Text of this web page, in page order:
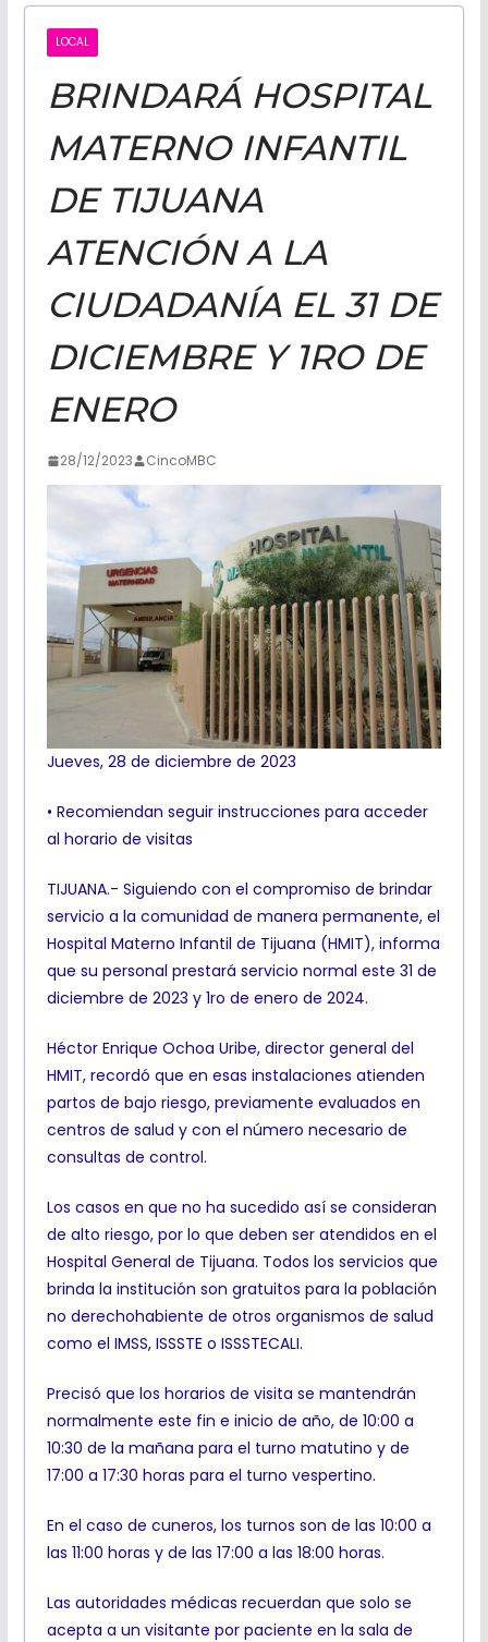
NOTICIAS
LOCAL
BRINDARÁ HOSPITAL
MATERNO INFANTIL
DE TIJUANA
ATENCIÓN A LA
CIUDADANÍA EL 31 DE
DICIEMBRE Y 1RO DE
ENERO
28/12/2023 CincoMBC
Jueves, 28 de diciembre de 2023
• Recomiendan seguir instrucciones para acceder
al horario de visitas
TIJUANA.- Siguiendo con el compromiso de brindar
servicio a la comunidad de manera permanente, el
Hospital Materno Infantil de Tijuana (HMIT), informa
que su personal prestará servicio normal este 31 de
diciembre de 2023 y 1ro de enero de 2024.
Héctor Enrique Ochoa Uribe, director general del
HMIT, recordó que en esas instalaciones atienden
partos de bajo riesgo, previamente evaluados en
centros de salud y con el número necesario de
consultas de control.
Los casos en que no ha sucedido así se consideran
de alto riesgo, por lo que deben ser atendidos en el
Hospital General de Tijuana. Todos los servicios que
brinda la institución son gratuitos para la población
no derechohabiente de otros organismos de salud
como el IMSS, ISSSTE o ISSSTECALI.
Precisó que los horarios de visita se mantendrán
normalmente este fin e inicio de año, de 10:00 a
10:30 de la mañana para el turno matutino y de
17:00 a 17:30 horas para el turno vespertino.
En el caso de cuneros, los turnos son de las 10:00 a
las 11:00 horas y de las 17:00 a las 18:00 horas.
Las autoridades médicas recuerdan que solo se
acepta a un visitante por paciente en la sala de